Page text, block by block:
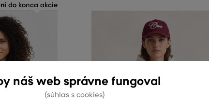
do konca akcie
náš web správne fungoval
(súhlas s cookies)